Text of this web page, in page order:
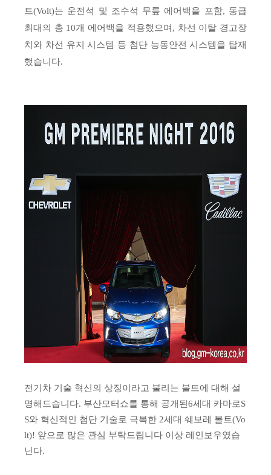
트(Volt)는 운전석 및 조수석 무릎 에어백을 포함, 동급
최대의 총 10개 에어백을 적용했으며, 차선 이탈 경고장
치와 차선 유지 시스템 등 첨단 능동안전 시스템을 탑재
했습니다.
전기차 기술 혁신의 상징이라고 불리는 볼트에 대해 설
명해드습니다. 부산모터쇼를 통해 공개된6세대 카마로S
S와 혁신적인 첨단 기술로 극복한 2세대 쉐보레 볼트(Vo
lt)! 앞으로 많은 관심 부탁드립니다 이상 레인보우였습
닌다.